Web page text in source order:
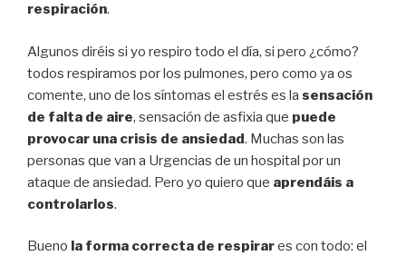
respiración.
Algunos diréis si yo respiro todo el día, si pero ¿cómo?
todos respiramos por los pulmones, pero como ya os
comente, uno de los síntomas el estrés es la sensación
de falta de aire, sensación de asfixia que puede
provocar una crisis de ansiedad. Muchas son las
personas que van a Urgencias de un hospital por un
ataque de ansiedad. Pero yo quiero que aprendáis a
controlarlos.
Bueno la forma correcta de respirares con todo: el